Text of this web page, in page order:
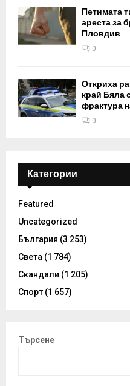
Петимата
ареста за
Пловдив
0
Откриха
край Бяла
фрактура
0
Категории
Featured
Uncategorized
България (3 253)
Света (1 784)
Скандали (1 205)
Спорт (1 657)
Търсене